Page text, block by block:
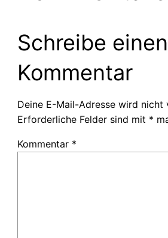
Schreibe einen
Kommentar
Deine E-Mail-Adresse wird
Erforderliche Felder sind mit *
Kommentar *